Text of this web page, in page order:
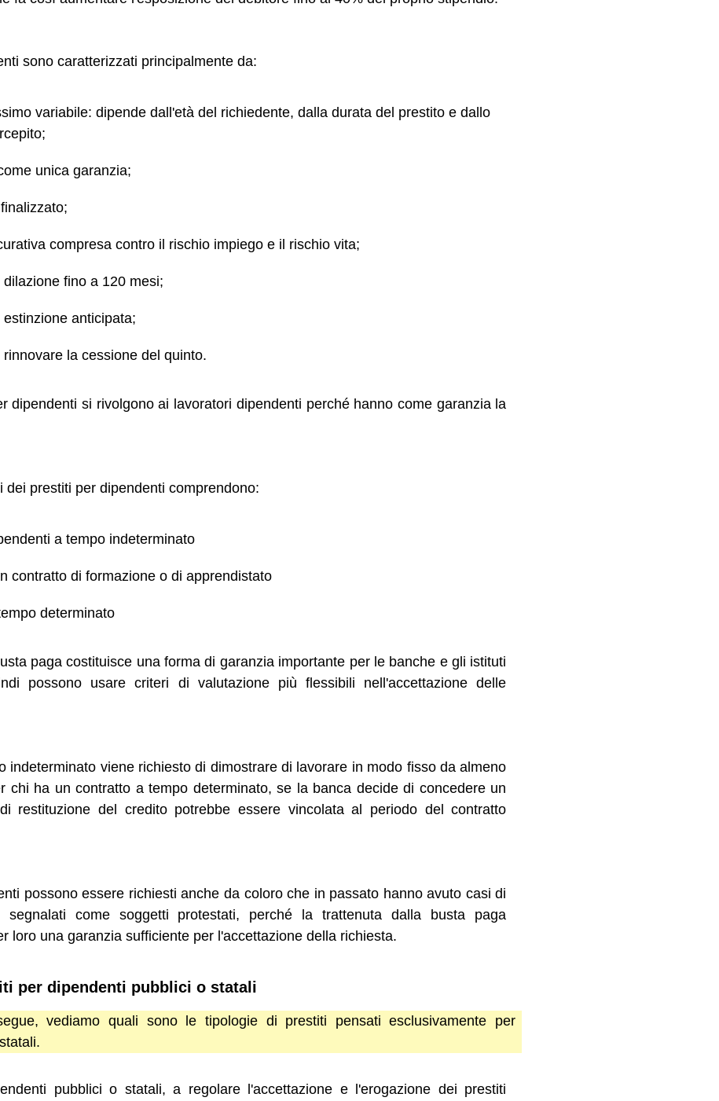
sono caratterizzati principalmente da:
variabile: dipende dall'età del richiedente, dalla durata del prestito e dallo
unica garanzia;
compresa contro il rischio impiego e il rischio vita;
fino a 120 mesi;
anticipata;
la cessione del quinto.
dipendenti si rivolgono ai lavoratori dipendenti perché hanno come garanzia la
dei prestiti per dipendenti comprendono:
a tempo indeterminato
contratto di formazione o di apprendistato
determinato
paga costituisce una forma di garanzia importante per le banche e gli istituti
possono usare criteri di valutazione più flessibili nell'accettazione delle
indeterminato viene richiesto di dimostrare di lavorare in modo fisso da almeno
chi ha un contratto a tempo determinato, se la banca decide di concedere un
restituzione del credito potrebbe essere vincolata al periodo del contratto
possono essere richiesti anche da coloro che in passato hanno avuto casi di
segnalati come soggetti protestati, perché la trattenuta dalla busta paga
loro una garanzia sufficiente per l'accettazione della richiesta.
per dipendenti pubblici o statali
vediamo quali sono le tipologie di prestiti pensati esclusivamente per
pubblici o statali, a regolare l'accettazione e l'erogazione dei prestiti